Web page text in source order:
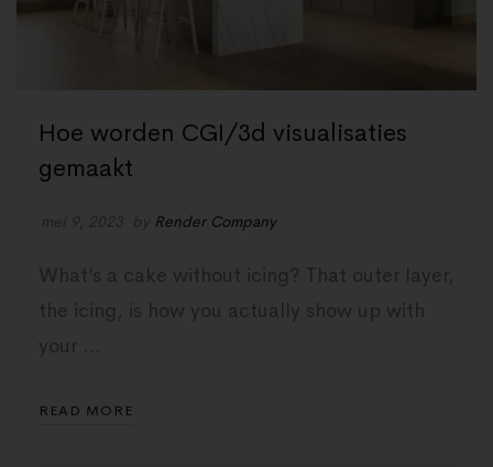
Hoe worden CGI/3d visualisaties
gemaakt
mei 9, 2023 by Render Company
What’s a cake without icing? That outer layer,
the icing, is how you actually show up with
your …
READ MORE